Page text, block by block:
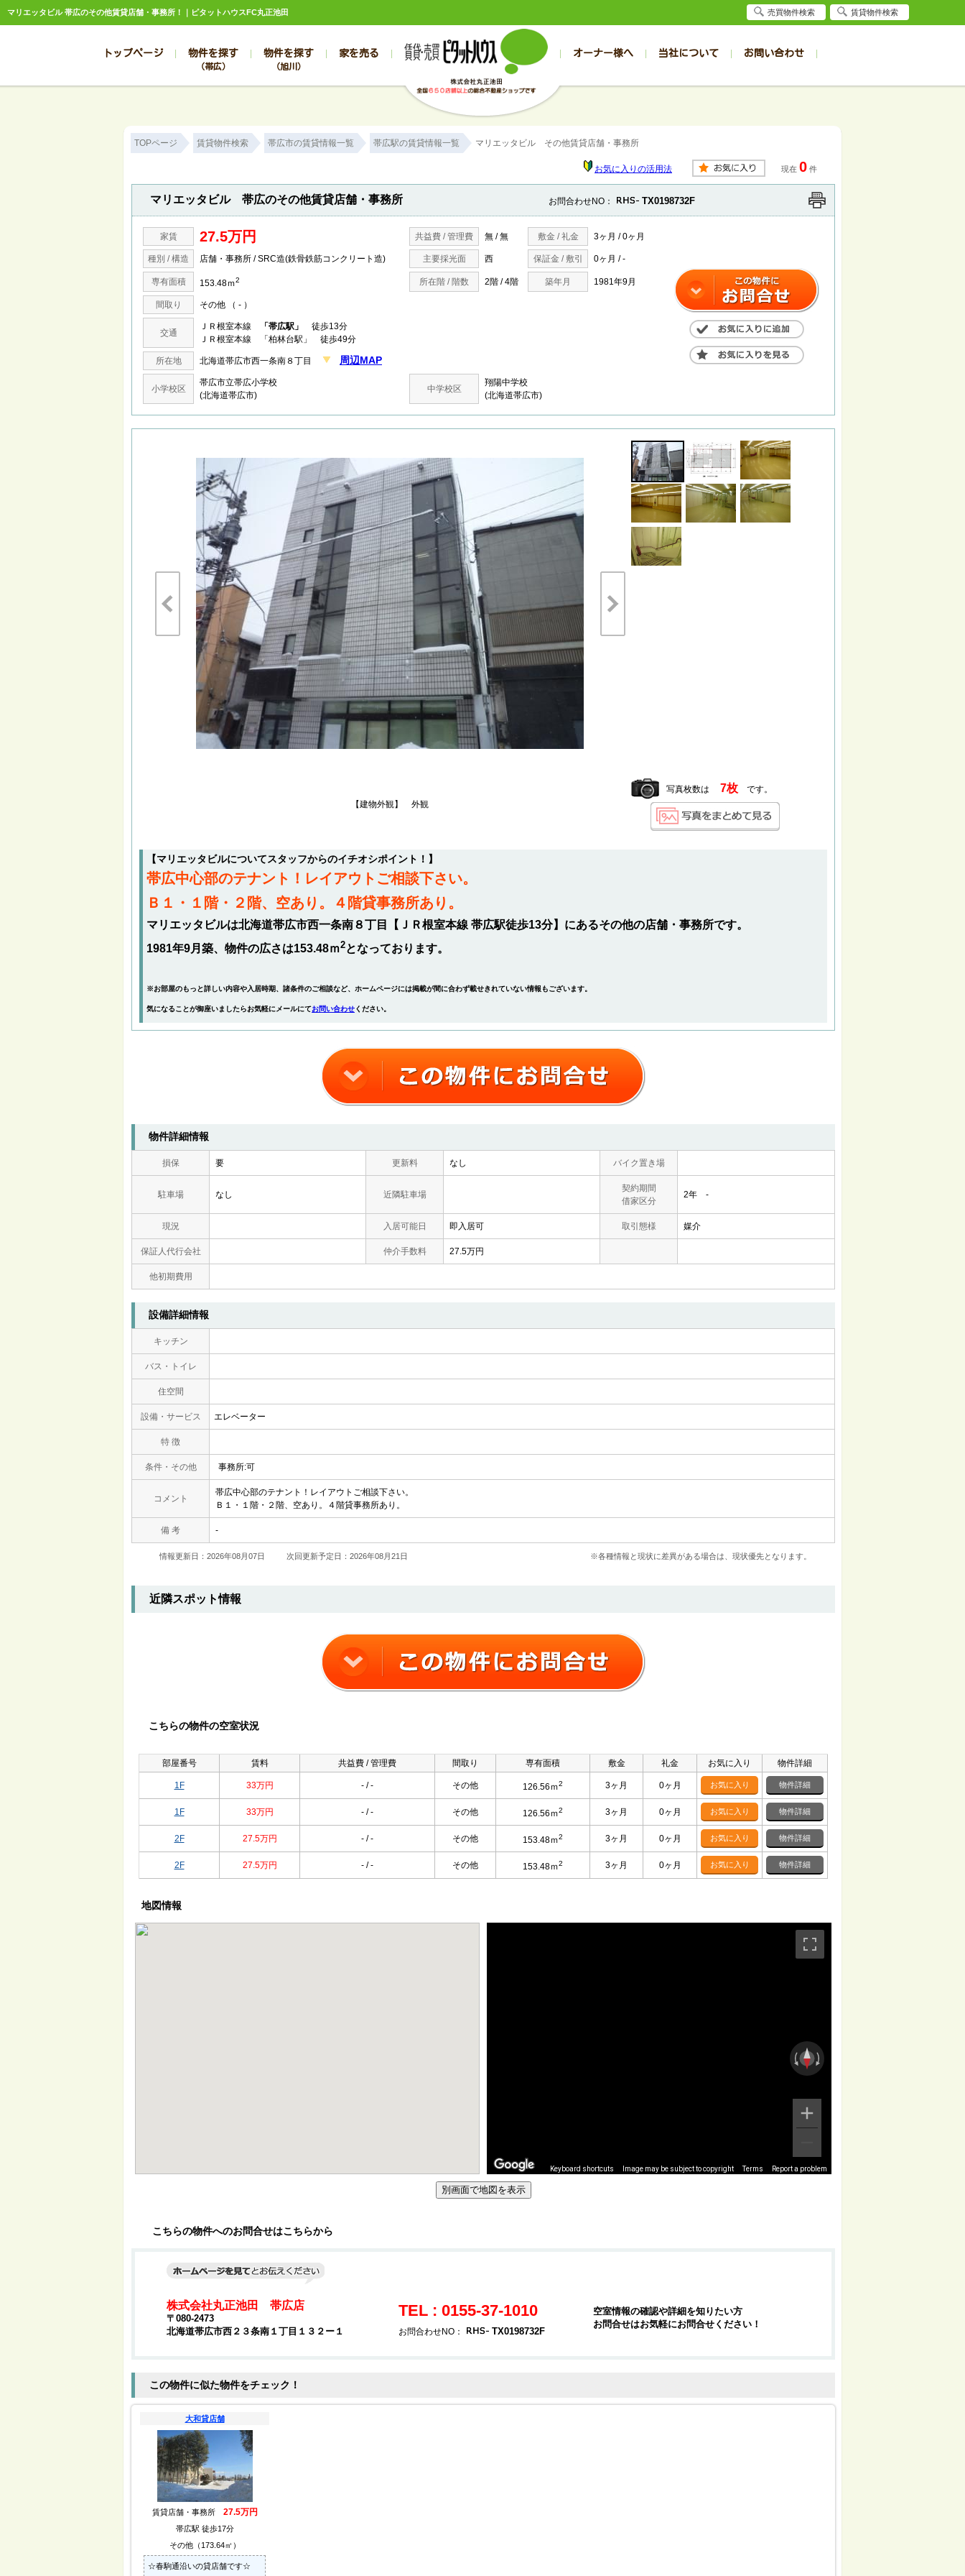
マリエッタビル 帯広のその他賃貸店舗・事務所！｜ピタットハウスFC丸正池田
トップページ 物件を探す
（帯広）
帯広の売買物件一覧
帯広の新築一戸建て
帯広の中古マンション
帯広の1000万円以下
帯広の1000万～2000万円
帯広の賃貸物件一覧
帯広の賃貸アパート
帯広の賃貸マンション
帯広の賃貸事務所
帯広の1R～1K
帯広の2K～2LDK
物件を探す
（旭川）
旭川の売買物件一覧
旭川の新築一戸建て
旭川の中古マンション
旭川の1000万円以下
旭川の1000万～2000万円
旭川の賃貸物件一覧
旭川の賃貸アパート
旭川の賃貸マンション
旭川の賃貸事務所
旭川の1R～1K
旭川の2K～2LDK
家を売る オーナー様へ 当社について
スタッフブログ お客様の声
お問い合わせ
売却のお問合せ 入居者様専用（帯広店）
TOPページ 賃貸物件検索 帯広市の賃貸情報一覧 帯広駅の賃貸情報一覧 マリエッタビル その他賃貸店舗・事務所
お気に入りの活用法 現在 0 件
マリエッタビル 帯広のその他賃貸店舗・事務所 お問合わせNO： TX0198732F
家賃 27.5万円 共益費 / 管理費 無 / 無 敷金 / 礼金 3ヶ月 / 0ヶ月
種別 / 構造 店舗・事務所 / SRC造(鉄骨鉄筋コンクリート造) 主要採光面 西 保証金 / 敷引 0ヶ月 / -
専有面積 153.48ｍ2 所在階 / 階数 2階 / 4階 築年月 1981年9月
間取り その他 （ - ）
交通
ＪＲ根室本線 「帯広駅」
徒歩13分
ＪＲ根室本線 「柏林台駅」 徒歩49分
所在地 北海道帯広市西一条南８丁目 周辺MAP
小学校区
帯広市立帯広小学校
(北海道帯広市)
中学校区
翔陽中学校
(北海道帯広市)
【建物外観】 外観
写真枚数は 7枚です。
【マリエッタビルについてスタッフからのイチオシポイント！】
帯広中心部のテナント！レイアウトご相談下さい。
Ｂ１・１階・２階、空あり。４階貸事務所あり。
マリエッタビルは北海道帯広市西一条南８丁目【ＪＲ根室本線 帯広駅徒歩13分】にあるその他の店舗・事務所です。
1981年9月築、物件の広さは153.48ｍ2となっております。
※お部屋のもっと詳しい内容や入居時期、諸条件のご相談など、ホームページには掲載が間に合わず載せきれていない情報もございます。
気になることが御座いましたらお気軽にメールにてお問い合わせください。
物件詳細情報
損保 要 更新料 なし バイク置き場
駐車場 なし 近隣駐車場
契約期間
借家区分
2年 -
現況 入居可能日 即入居可 取引態様 媒介
保証人代行会社 仲介手数料 27.5万円
他初期費用
設備詳細情報
キッチン
バス・トイレ
住空間
設備・サービス エレベーター
特 徴
条件・その他 事務所:可
コメント
帯広中心部のテナント！レイアウトご相談下さい。
Ｂ１・１階・２階、空あり。４階貸事務所あり。
備 考 -
情報更新日：2026年08月07日 次回更新予定日：2026年08月21日 ※各種情報と現状に差異がある場合は、現状優先となります。
近隣スポット情報
こちらの物件の空室状況
部屋番号 賃料 共益費 / 管理費 間取り 専有面積 敷金 礼金 お気に入り 物件詳細
1F 33万円 - / - その他 126.56ｍ2 3ヶ月 0ヶ月 お気に入り 物件詳細
1F 33万円 - / - その他 126.56ｍ2 3ヶ月 0ヶ月 お気に入り 物件詳細
2F 27.5万円 - / - その他 153.48ｍ2 3ヶ月 0ヶ月 お気に入り 物件詳細
2F 27.5万円 - / - その他 153.48ｍ2 3ヶ月 0ヶ月 お気に入り 物件詳細
地図情報
Keyboard shortcuts Image may be subject to copyright Terms Report a problem
こちらの物件へのお問合せはこちらから
株式会社丸正池田 帯広店
〒080-2473
北海道帯広市西２３条南１丁目１３２ー１
TEL : 0155-37-1010
お問合わせNO： TX0198732F
空室情報の確認や詳細を知りたい方
お問合せはお気軽にお問合せください！
この物件に似た物件をチェック！
大和貸店舗
賃貸店舗・事務所 27.5万円
帯広駅 徒歩17分
その他（173.64㎡）
☆春駒通沿いの貸店舗です☆
売買物件検索 賃貸物件検索